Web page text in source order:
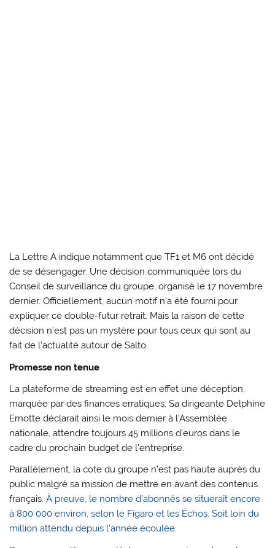
La Lettre A indique notamment que TF1 et M6 ont décidé
de se désengager. Une décision communiquée lors du
Conseil de surveillance du groupe, organisé le 17 novembre
dernier. Officiellement, aucun motif n’a été fourni pour
expliquer ce double-futur retrait. Mais la raison de cette
décision n’est pas un mystère pour tous ceux qui sont au
fait de l’actualité autour de Salto.
Promesse non tenue
La plateforme de streaming est en effet une déception,
marquée par des finances erratiques. Sa dirigeante Delphine
Ernotte déclarait ainsi le mois dernier à l’Assemblée
nationale, attendre toujours 45 millions d’euros dans le
cadre du prochain budget de l’entreprise.
Parallèlement, la cote du groupe n’est pas haute auprès du
public malgré sa mission de mettre en avant des contenus
français.À preuve, le nombre d’abonnés se situerait encore
à 800 000 environ, selon le Figaro et les Échos. Soit loin du
million attendu depuis l’année écoulée.